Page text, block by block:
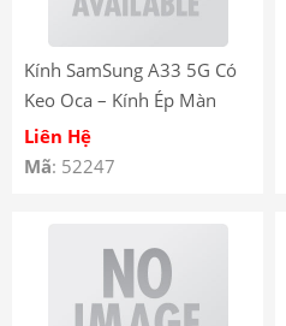
Kính SamSung A33 5G Có
Keo Oca – Kính Ép Màn
Hình SamSung A33 5G liền
keo OCA
Liên Hệ
Mã: 52247